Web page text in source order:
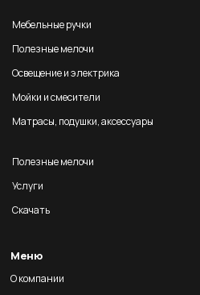
Мебельные ручки
Полезные мелочи
Освещение и электрика
Мойки и смесители
Матрасы, подушки, аксессуары
Полезные мелочи
Услуги
Скачать
Меню
О компании